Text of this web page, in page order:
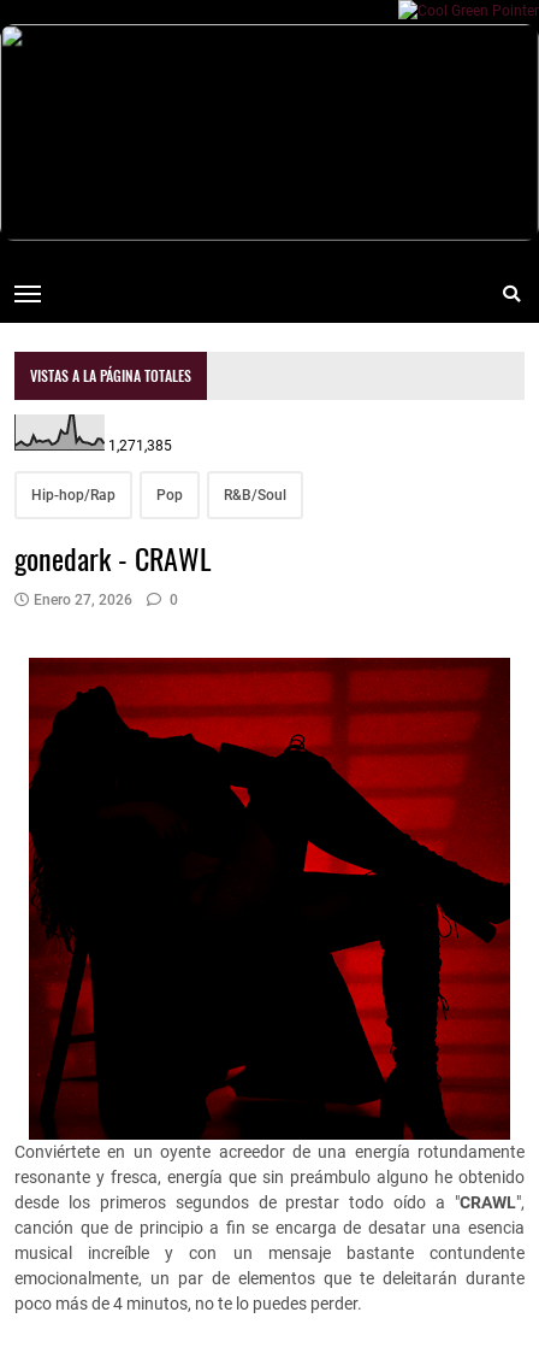
VISTAS A LA PÁGINA TOTALES
1,271,385
Hip-hop/Rap Pop R&B/Soul
gonedark - CRAWL
Enero 27, 2026 0
Conviértete en un oyente acreedor de una energía rotundamente
resonante y fresca, energía que sin preámbulo alguno he obtenido
desde los primeros segundos de prestar todo oído a "CRAWL",
canción que de principio a fin se encarga de desatar una esencia
musical increíble y con un mensaje bastante contundente
emocionalmente, un par de elementos que te deleitarán durante
poco más de 4 minutos, no te lo puedes perder.